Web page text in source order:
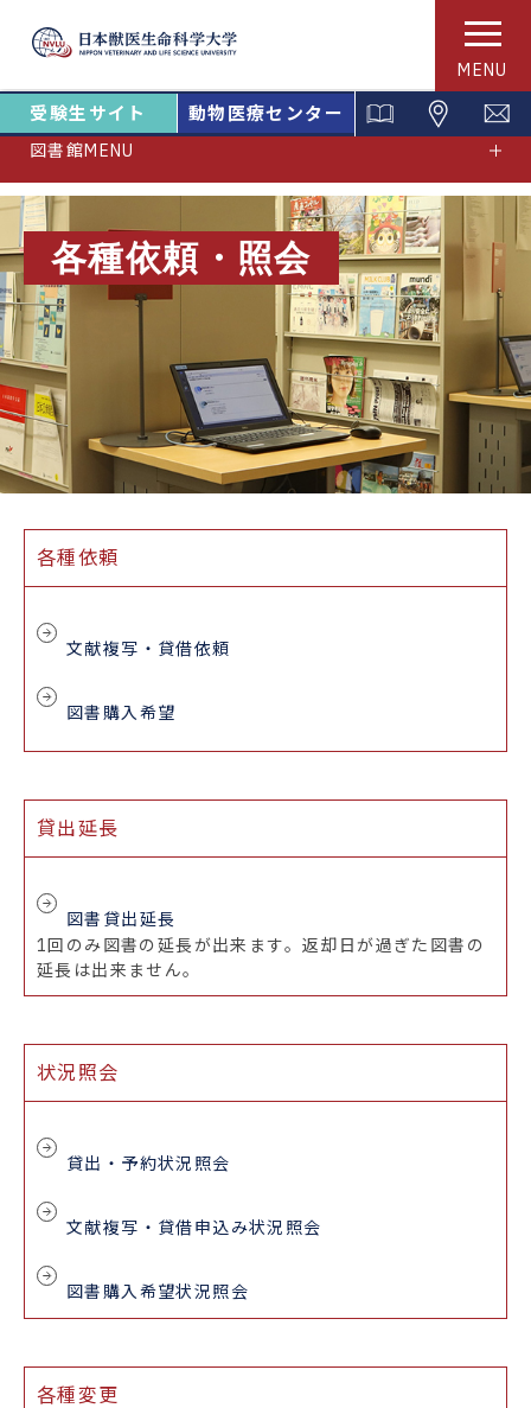
MENU
受験生サイト 動物医療センター
図書館MENU
各種依頼・照会
各種依頼
文献複写・貸借依頼
図書購入希望
貸出延長
図書貸出延長
1回のみ図書の延長が出来ます。返却日が過ぎた図書の
延長は出来ません。
状況照会
貸出・予約状況照会
文献複写・貸借申込み状況照会
図書購入希望状況照会
各種変更